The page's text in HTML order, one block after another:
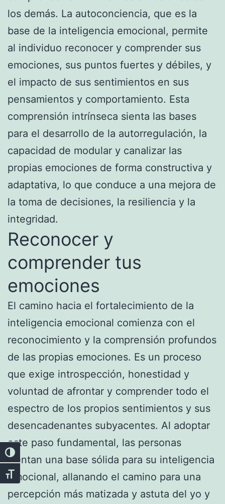
Alternar alto contraste
Alternar tamaño de letra
los demás. La autoconciencia, que es la
base de la inteligencia emocional, permite
al individuo reconocer y comprender sus
emociones, sus puntos fuertes y débiles, y
el impacto de sus sentimientos en sus
pensamientos y comportamiento. Esta
comprensión intrínseca sienta las bases
para el desarrollo de la autorregulación, la
capacidad de modular y canalizar las
propias emociones de forma constructiva y
adaptativa, lo que conduce a una mejora de
la toma de decisiones, la resiliencia y la
integridad.
Reconocer y
comprender tus
emociones
El camino hacia el fortalecimiento de la
inteligencia emocional comienza con el
reconocimiento y la comprensión profundos
de las propias emociones. Es un proceso
que exige introspección, honestidad y
voluntad de afrontar y comprender todo el
espectro de los propios sentimientos y sus
desencadenantes subyacentes. Al adoptar
este paso fundamental, las personas
sientan una base sólida para su inteligencia
emocional, allanando el camino para una
percepción más matizada y astuta del yo y